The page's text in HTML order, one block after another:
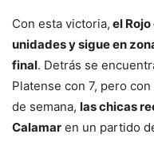
Con esta victoria, el
unidades y sigue en
final. Detrás se
Platense con 7, pero
de semana, las chicas
Calamar en un partido